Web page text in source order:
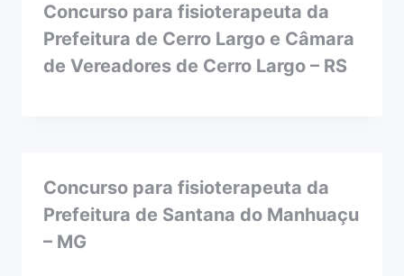
Concurso para fisioterapeuta da
Prefeitura de Cerro Largo e Câmara
de Vereadores de Cerro Largo – RS
Concurso para fisioterapeuta da
Prefeitura de Santana do Manhuaçu
– MG